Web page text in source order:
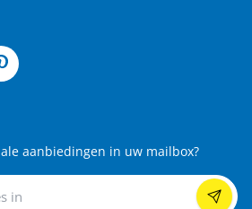
aanbiedingen in uw mailbox?